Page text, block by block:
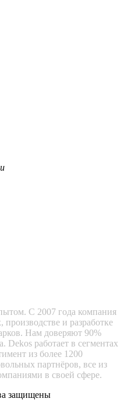
С 2007 года компания
производстве и разработке
Нам доверяют 90%
Dekos работает в сегментах
из более 1200
партнёров, все из
в своей сфере.
защищены